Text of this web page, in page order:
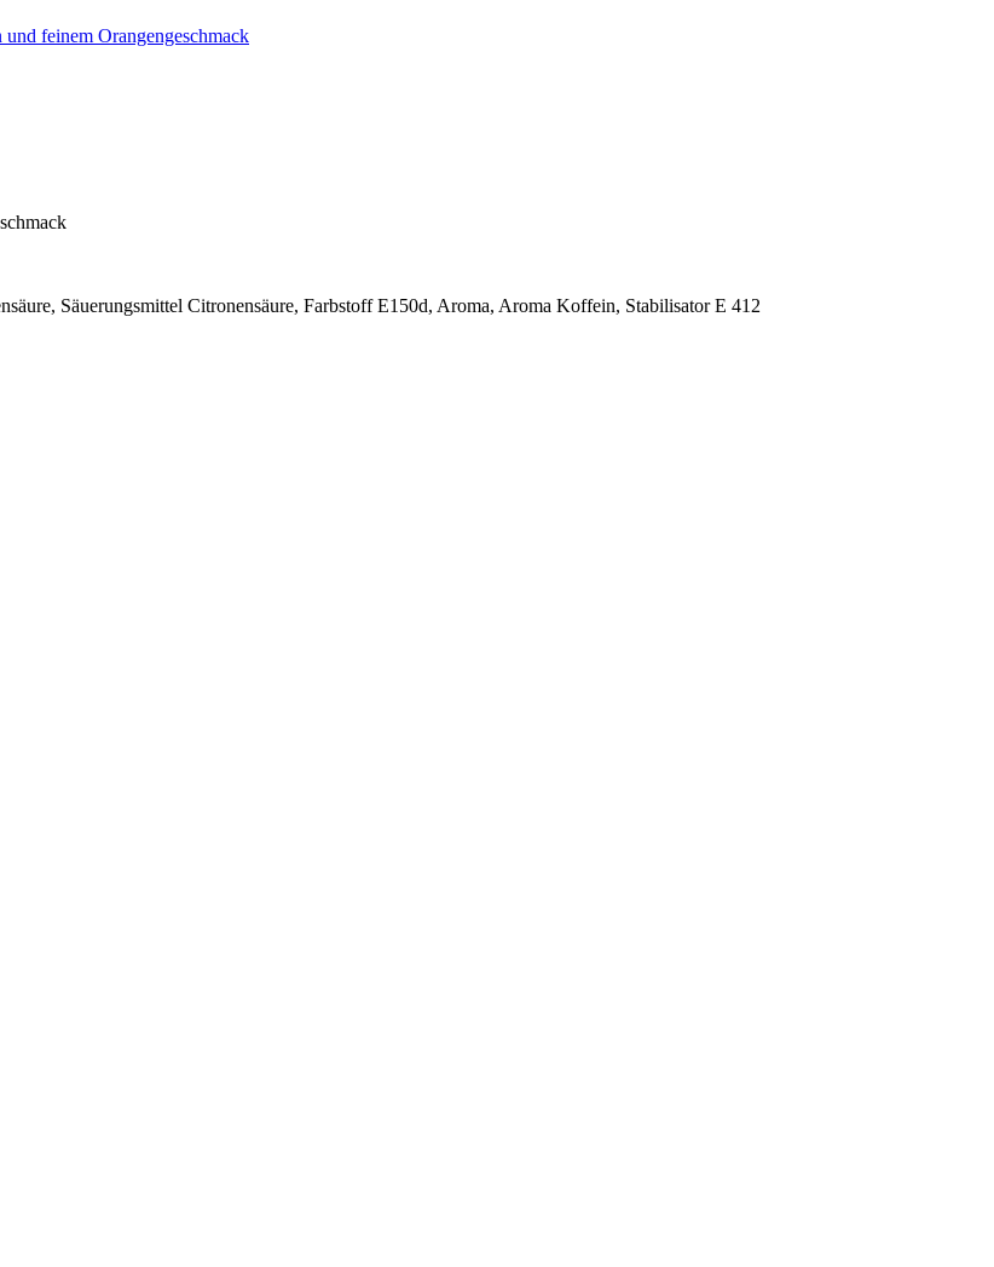
feinem Orangengeschmack
Säuerungsmittel Citronensäure, Farbstoff E150d, Aroma, Aroma Koffein, Stabilisator E 412